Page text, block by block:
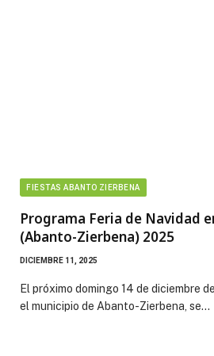
FIESTAS ABANTO ZIERBENA
Programa Feria de Navidad
(Abanto-Zierbena) 2025
DICIEMBRE 11, 2025
El próximo domingo 14 de diciembre
el municipio de Abanto-Zierbena, se…